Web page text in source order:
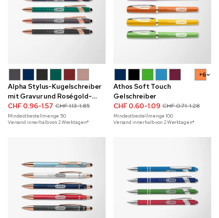
Alpha Stylus-Kugelschreiber
mit Gravur und Roségold-
Akzenten
CHF 0.96-1.57 CHF 1.13-1.85
Mindestbestellmenge 50
Versand innerhalb von 2 Werktagen*
+6
Athos Soft Touch
Gelschreiber
CHF 0.60-1.09 CHF 0.71-1.28
Mindestbestellmenge100
Versand innerhalb von 2 Werktagen*